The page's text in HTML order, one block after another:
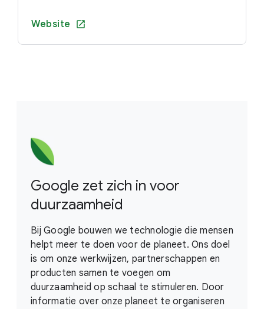
Website
Google zet zich in voor
duurzaamheid
Bij Google bouwen we technologie die mensen
helpt meer te doen voor de planeet. Ons doel
is om onze werkwijzen, partnerschappen en
producten samen te voegen om
duurzaamheid op schaal te stimuleren. Door
informatie over onze planeet te organiseren